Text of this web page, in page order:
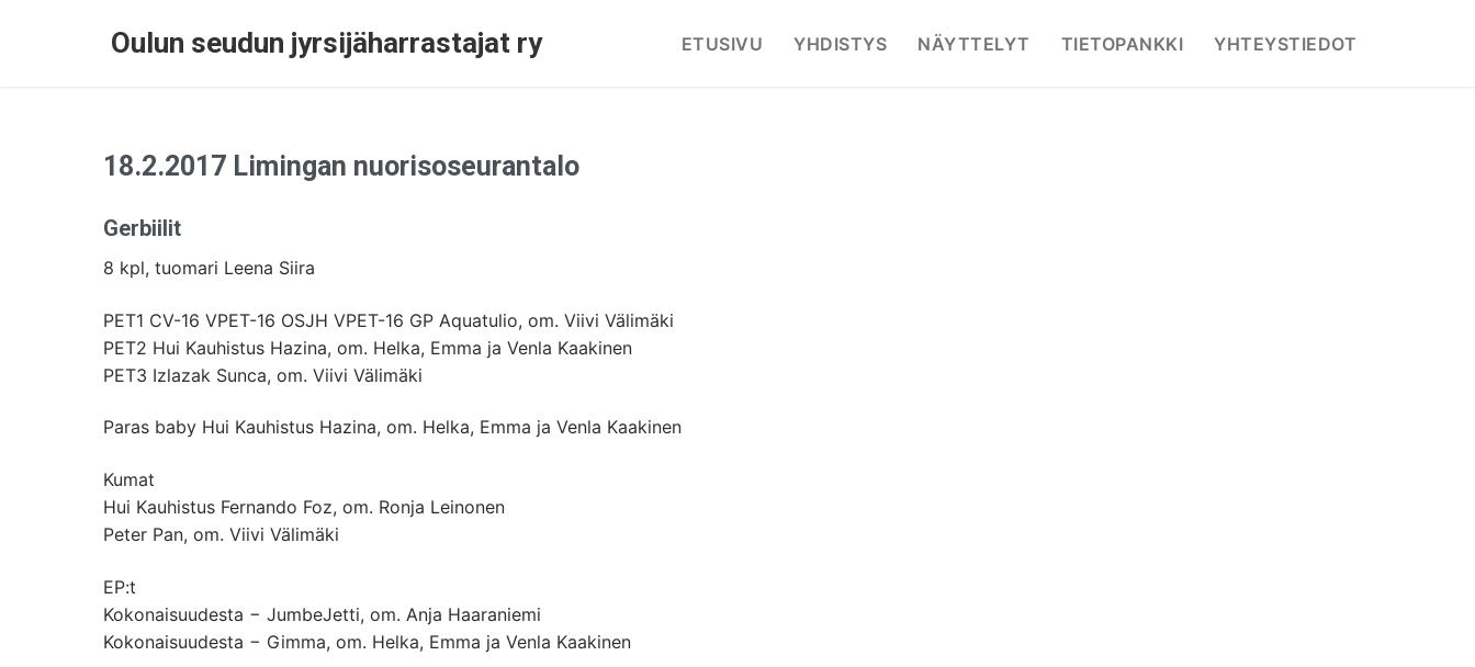
Oulun seudun jyrsijäharrastajat ry ETUSIVU YHDISTYS NÄYTTELYT TIETOPANKKI YHTEYSTIEDOT
18.2.2017 Limingan nuorisoseurantalo
Gerbiilit
8 kpl, tuomari Leena Siira
PET1 CV-16 VPET-16 OSJH VPET-16 GP Aquatulio, om. Viivi Välimäki
PET2 Hui Kauhistus Hazina, om. Helka, Emma ja Venla Kaakinen
PET3 Izlazak Sunca, om. Viivi Välimäki
Paras baby Hui Kauhistus Hazina, om. Helka, Emma ja Venla Kaakinen
Kumat
Hui Kauhistus Fernando Foz, om. Ronja Leinonen
Peter Pan, om. Viivi Välimäki
EP:t
Kokonaisuudesta − JumbeJetti, om. Anja Haaraniemi
Kokonaisuudesta − Gimma, om. Helka, Emma ja Venla Kaakinen